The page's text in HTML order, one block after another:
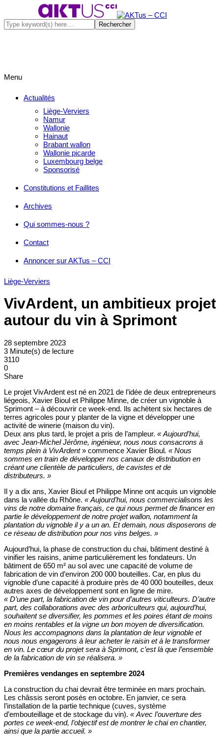
Menu
Actualités
Liège-Verviers
Namur
Wallonie
Hainaut
Brabant wallon
Wallonie picarde
Luxembourg belge
Sponsorisé
Constitutions et Faillites
Archives
Qui sommes-nous ?
Contact
Annoncer sur AKTus – CCI
Liège-Verviers
VivArdent, un ambitieux projet
autour du vin à Sprimont
28 septembre 2023
3 Minute(s) de lecture
3110
0
Share
Le projet VivArdent est né en 2021 de l’idée de deux entrepreneurs
liégeois, Xavier Bioul et Philippe Minne, de créer un vignoble à
Sprimont – à découvrir ce week-end. Ils achètent six hectares de
terres agricoles pour y planter de la vigne et développer une
activité de winerie (maison du vin).
Deux ans plus tard, le projet a pris de l’ampleur. « Aujourd’hui,
avec Jean-Michel Jérôme, ingénieur, nous nous consacrons à
temps plein à VivArdent» commence Xavier Bioul. « Nous
sommes en train de développer nos canaux de distribution en
créant une clientèle de particuliers, de cavistes et de
distributeurs. »
Il y a dix ans, Xavier Bioul et Philippe Minne ont acquis un vignoble
dans la vallée du Rhône. « Aujourd’hui, nous commercialisons les
vins de notre domaine français, ce qui nous permet de financer en
partie le développement de notre projet wallon, notamment la
plantation du vignoble il y a un an. Et demain, nous disposerons de
ce réseau de distribution pour nos vins belges. »
Aujourd’hui, la phase de construction du chai, bâtiment destiné à
vinifier les raisins, anime particulièrement les fondateurs. Un
bâtiment de 650 m² au sol avec une capacité de volume de
fabrication de vin d’environ 200 000 bouteilles. Car, en plus du
vignoble d’une capacité à produire près de 40 000 bouteilles, deux
autres axes de développement sont en ligne de mire.
« D’une part, la fabrication de vin pour d’autres viticulteurs. D’autre
part, des collaborations avec des arboriculteurs qui, aujourd’hui,
souhaitent se diversifier, les pommes et les poires étant de moins
en moins rentables et la vigne un bon moyen de diversification.
Nous les accompagnons dans la plantation de leur vignoble et
nous nous engagerons à leur acheter le raisin et à le transformer
en vin. Le cœur du projet sera à Sprimont, c’est là que l’ensemble
de la fabrication de vin se réalisera. »
Premières vendanges en septembre 2024
La construction du chai devrait être terminée en mars prochain.
Les châssis seront posés en octobre. En janvier, ce sera
l’installation de la partie technique (cuves, système
d’embouteillage et de stockage du vin). « Avec l’ouverture des
portes ce week-end, l’objectif est de montrer le chai en chantier,
ainsi que la partie accueil. »